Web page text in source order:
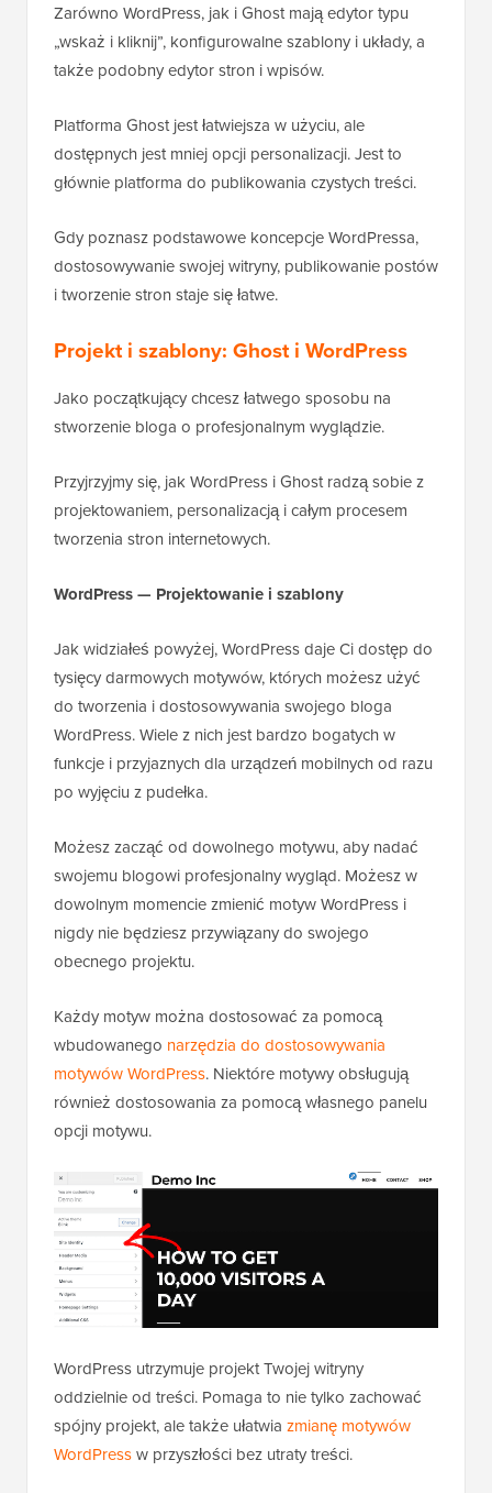
Zarówno WordPress, jak i Ghost mają edytor typu
„wskaż i kliknij”, konfigurowalne szablony i układy, a
także podobny edytor stron i wpisów.
Platforma Ghost jest łatwiejsza w użyciu, ale
dostępnych jest mniej opcji personalizacji. Jest to
głównie platforma do publikowania czystych treści.
Gdy poznasz podstawowe koncepcje WordPressa,
dostosowywanie swojej witryny, publikowanie postów
i tworzenie stron staje się łatwe.
Projekt i szablony: Ghost i WordPress
Jako początkujący chcesz łatwego sposobu na
stworzenie bloga o profesjonalnym wyglądzie.
Przyjrzyjmy się, jak WordPress i Ghost radzą sobie z
projektowaniem, personalizacją i całym procesem
tworzenia stron internetowych.
WordPress — Projektowanie i szablony
Jak widziałeś powyżej, WordPress daje Ci dostęp do
tysięcy darmowych motywów, których możesz użyć
do tworzenia i dostosowywania swojego bloga
WordPress. Wiele z nich jest bardzo bogatych w
funkcje i przyjaznych dla urządzeń mobilnych od razu
po wyjęciu z pudełka.
Możesz zacząć od dowolnego motywu, aby nadać
swojemu blogowi profesjonalny wygląd. Możesz w
dowolnym momencie zmienić motyw WordPress i
nigdy nie będziesz przywiązany do swojego
obecnego projektu.
Każdy motyw można dostosować za pomocą
wbudowanego narzędzia do dostosowywania
motywów WordPress. Niektóre motywy obsługują
również dostosowania za pomocą własnego panelu
opcji motywu.
WordPress utrzymuje projekt Twojej witryny
oddzielnie od treści. Pomaga to nie tylko zachować
spójny projekt, ale także ułatwia zmianę motywów
WordPressw przyszłości bez utraty treści.